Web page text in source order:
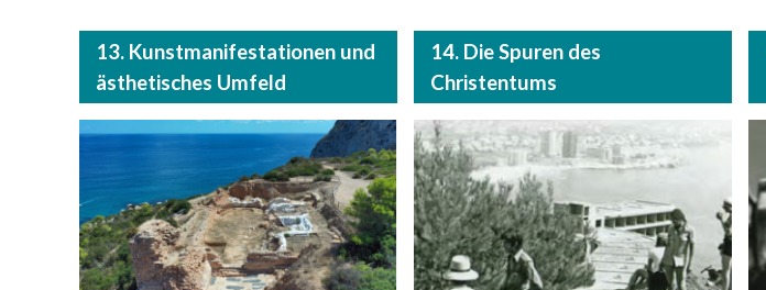
13. Kunstmanifestationen und
ästhetisches Umfeld
14. Die Spuren des
Christentums